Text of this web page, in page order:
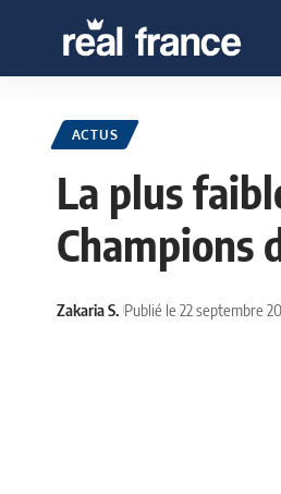
ACTUS
La plus
Champions
Zakaria S. Publié le 22 septembre